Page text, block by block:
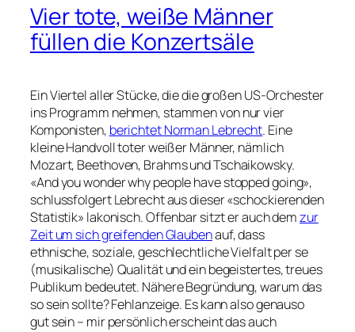
Vier tote, weiße Männer
füllen die Konzertsäle
Ein Viertel aller Stücke, die die großen US-Orchester
ins Programm nehmen, stammen von nur vier
Komponisten, berichtet Norman Lebrecht. Eine
kleine Handvoll toter weißer Männer, nämlich
Mozart, Beethoven, Brahms und Tschaikowsky.
«And you wonder why people have stopped going»,
schlussfolgert Lebrecht aus dieser «schockierenden
Statistik» lakonisch. Offenbar sitzt er auch demzur
Zeit um sich greifenden Glaubenauf, dass
ethnische, soziale, geschlechtliche Vielfalt per se
(musikalische) Qualität und ein begeistertes, treues
Publikum bedeutet. Nähere Begründung, warum das
so sein sollte? Fehlanzeige. Es kann also genauso
gut sein – mir persönlich erscheint das auch